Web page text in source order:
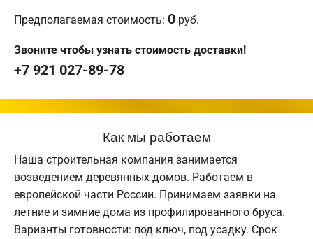
Предполагаемая стоимость: 0 руб.
Звоните чтобы узнать стоимость доставки!
+7 921 027-89-78
Как мы работаем
Наша строительная компания занимается
возведением деревянных домов. Работаем в
европейской части России. Принимаем заявки на
летние и зимние дома из профилированного бруса.
Варианты готовности: под ключ, под усадку. Срок